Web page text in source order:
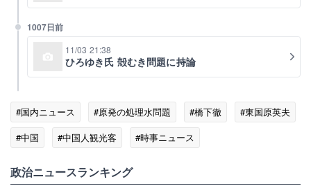
1007日前
11/03 21:38
ひろゆき氏 殻むき問題に持論
#国内ニュース #原発の処理水問題 #橋下徹
#東国原英夫
#中国
#中国人観光客 #時事ニュース
政治ニュースランキング